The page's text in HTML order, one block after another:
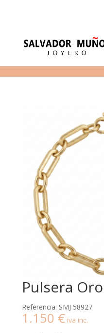
Pulsera
Referencia: SMJ 58927
1.150 € iva inc.